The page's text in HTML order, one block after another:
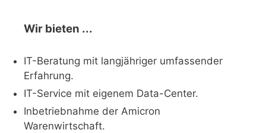
Wir bieten ...
IT-Beratung mit langjähriger umfassender
Erfahrung.
IT-Service mit eigenem Data-Center.
Inbetriebnahme der Amicron
Warenwirtschaft.